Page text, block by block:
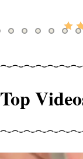
Top